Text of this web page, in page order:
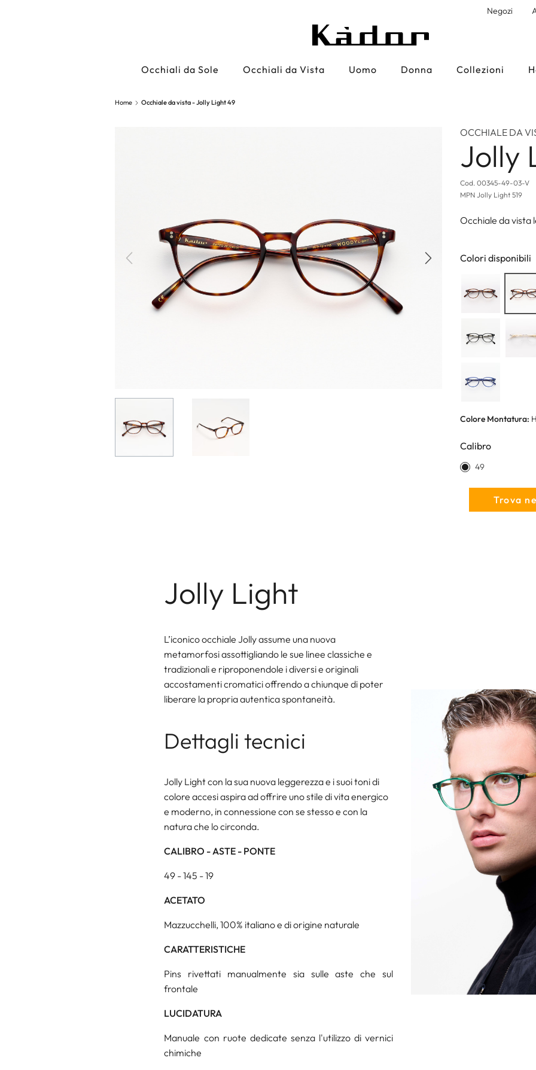
Negozi
Occhiali da Sole Occhiali da Vista Uomo Donna Collezioni
Home Occhiale da vista - Jolly Light 49
Precedente Successivo
OCCHIALE DA
Jolly
Cod.00345-49-03-V
MPNJolly Light 519
Occhiale da vista
Colori disponibili
Colore Montatura:
Calibro
49
Trova
Jolly Light
L’iconico occhiale Jolly assume una nuova
metamorfosi assottigliando le sue linee classiche e
tradizionali e riproponendole i diversi e originali
accostamenti cromatici offrendo a chiunque di poter
liberare la propria autentica spontaneità.
Dettagli tecnici
Jolly Light con la sua nuova leggerezza e i suoi toni di
colore accesi aspira ad offrire uno stile di vita energico
e moderno, in connessione con se stesso e con la
natura che lo circonda.
CALIBRO - ASTE - PONTE
49 - 145 - 19
ACETATO
Mazzucchelli, 100% italiano e di origine naturale
CARATTERISTICHE
Pins rivettati manualmente sia sulle aste che sul
frontale
LUCIDATURA
Manuale con ruote dedicate senza l'utilizzo di vernici
chimiche